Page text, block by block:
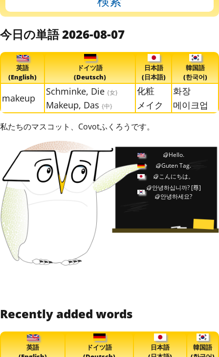
今日の単語 2026-08-07
英語
(English)
ドイツ語
(Deutsch)
日本語
(日本語)
韓国語
(한국어)
makeup
Schminke, Die {女}
Makeup, Das {中}
化粧
メイク
화장
메이크업
私たちのマスコット、Covotふくろうです。
Hello.
Guten Tag.
こんにちは。
안녕하십니까? [尊]
안녕하세요?
Recently added words
英語
ドイツ語
日本語
韓国語